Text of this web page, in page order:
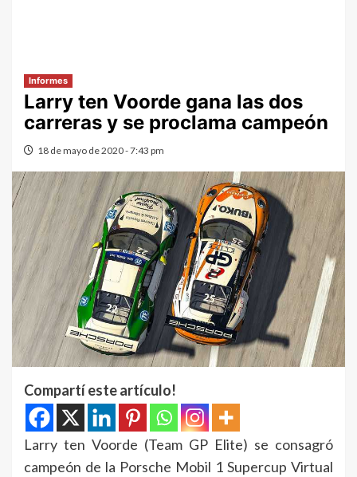
Informes
Larry ten Voorde gana las dos
carreras y se proclama campeón
18 de mayo de 2020 - 7:43 pm
Compartí este artículo!
Larry ten Voorde (Team GP Elite) se consagró
campeón de la Porsche Mobil 1 Supercup Virtual